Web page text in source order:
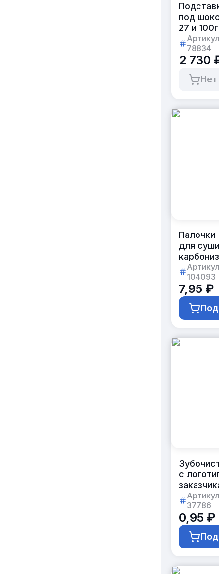
под
27 и 100г
78834
2 730
Палочки
для суши
с
21 см
в
по
104093
7,95 ₽
Под
с
в
коробке
блоков
по
37786
0,95 ₽
Под